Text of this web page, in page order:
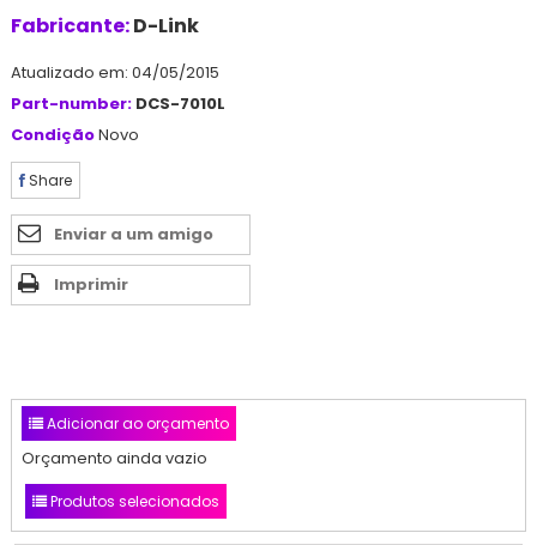
Fabricante:D-Link
Atualizado em: 04/05/2015
Part-number: DCS-7010L
CondiçãoNovo
Share
Enviar a um amigo
Imprimir
Adicionar ao orçamento
Orçamento ainda vazio
Produtos selecionados